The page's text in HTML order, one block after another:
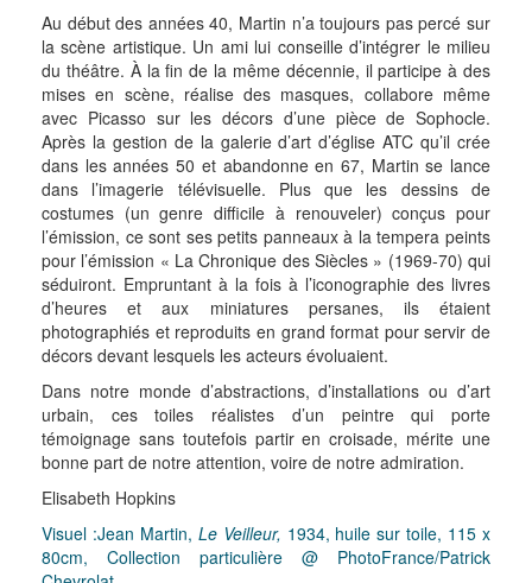
Au début des années 40, Martin n’a toujours pas percé sur
la scène artistique. Un ami lui conseille d’intégrer le milieu
du théâtre. À la fin de la même décennie, il participe à des
mises en scène, réalise des masques, collabore même
avec Picasso sur les décors d’une pièce de Sophocle.
Après la gestion de la galerie d’art d’église ATC qu’il crée
dans les années 50 et abandonne en 67, Martin se lance
dans l’imagerie télévisuelle. Plus que les dessins de
costumes (un genre difficile à renouveler) conçus pour
l’émission, ce sont ses petits panneaux à la tempera peints
pour l’émission « La Chronique des Siècles » (1969-70) qui
séduiront. Empruntant à la fois à l’iconographie des livres
d’heures et aux miniatures persanes, ils étaient
photographiés et reproduits en grand format pour servir de
décors devant lesquels les acteurs évoluaient.
Dans notre monde d’abstractions, d’installations ou d’art
urbain, ces toiles réalistes d’un peintre qui porte
témoignage sans toutefois partir en croisade, mérite une
bonne part de notre attention, voire de notre admiration.
Elisabeth Hopkins
Visuel :Jean Martin, Le Veilleur, 1934, huile sur toile, 115 x
80cm, Collection particulière @ PhotoFrance/Patrick